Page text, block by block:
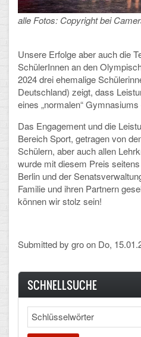
mPA
TERMINE
CLOUD
Lernraum Berlin
Nextcloud (Eigene Dateien
Gitlab
alle Fotos: Copyright bei
Unsere Erfolge aber auch die
SchülerInnen an den
2024 drei ehemalige
Deutschland) zeigt, dass
eines „normalen“
Das Engagement und die
Bereich Sport, getragen von
Schülern, aber auch allen
wurde mit diesem Preis
Berlin und der
Familie und ihren Partnern
können wir stolz sein!
Submitted by groon Do,
SCHNELLSUCHE
Search